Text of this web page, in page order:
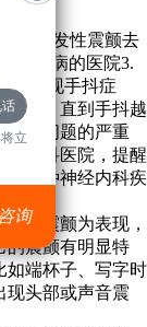
看特发性震颤去
经疾病的医院3.
人出现手抖症
回事。直到手抖越
识到问题的严重
经内科医院，提醒
，这种神经内科疾
以震颤为表现，
的震颤有明显特
如端杯子、写字时
现头部或声音震
立
询